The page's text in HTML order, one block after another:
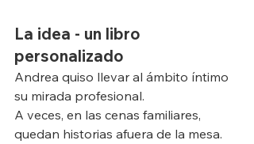
La idea - un libro
personalizado
Andrea quiso llevar al ámbito íntimo
su mirada profesional.
A veces, en las cenas familiares,
quedan historias afuera de la mesa.